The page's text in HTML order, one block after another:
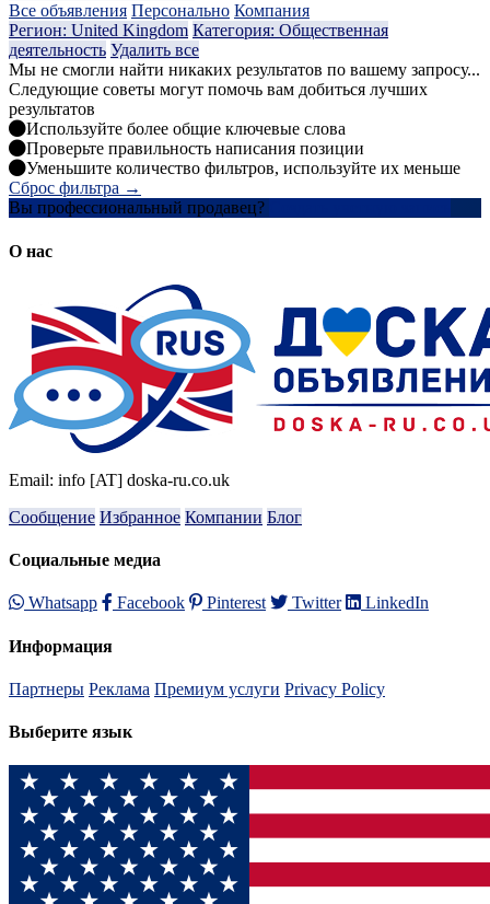
Все объявления Персонально Компания
Регион: United Kingdom Категория: Общественная
деятельность Удалить все
Мы не смогли найти никаких результатов по вашему запросу...
Следующие советы могут помочь вам добиться лучших
результатов
Используйте более общие ключевые слова
Проверьте правильность написания позиции
Уменьшите количество фильтров, используйте их меньше
Сброс фильтра →
Вы профессиональный продавец?
О нас
Email: info [AT] doska-ru.co.uk
Сообщение Избранное Компании Блог
Социальные медиа
Whatsapp Facebook Pinterest Twitter LinkedIn
Информация
Партнеры Реклама Премиум услуги Privacy Policy
Выберите язык